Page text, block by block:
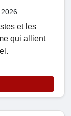
et les
qui allient